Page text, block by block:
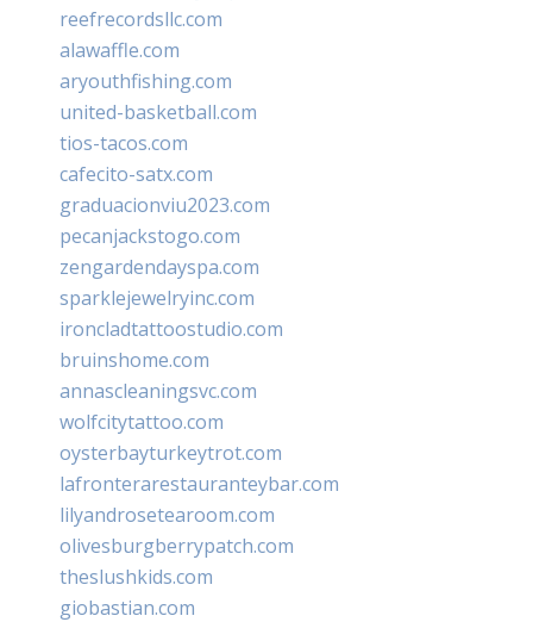
reefrecordsllc.com
alawaffle.com
aryouthfishing.com
united-basketball.com
tios-tacos.com
cafecito-satx.com
graduacionviu2023.com
pecanjackstogo.com
zengardendayspa.com
sparklejewelryinc.com
ironcladtattoostudio.com
bruinshome.com
annascleaningsvc.com
wolfcitytattoo.com
oysterbayturkeytrot.com
lafronterarestauranteybar.com
lilyandrosetearoom.com
olivesburgberrypatch.com
theslushkids.com
giobastian.com